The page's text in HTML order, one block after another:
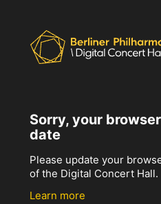
Sorry, your
date
Please update your
of the Digital Concert Hall.
Learn more